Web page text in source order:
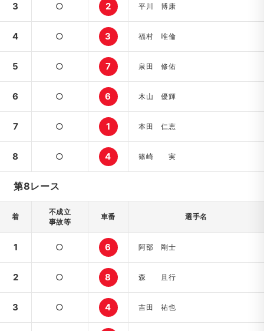
3 ○ 2 平川 博康
4 ○ 3 福村 唯倫
5 ○ 7 泉田 修佑
6 ○ 6 木山 優輝
7 ○ 1 本田 仁恵
8 ○ 4 篠崎 実
第8レース
着
不成立
事故等
車番 選手名
1 ○ 6 阿部 剛士
2 ○ 8 森 且行
3 ○ 4 吉田 祐也